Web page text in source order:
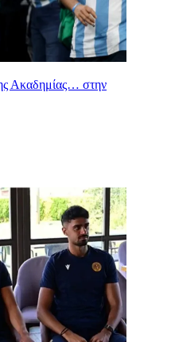
Ακαδημίας… στην